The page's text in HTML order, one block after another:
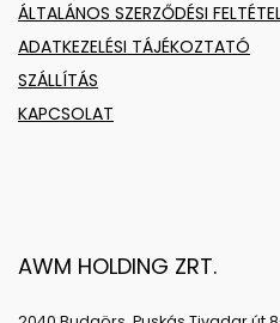
ÁLTALÁNOS SZERZŐDÉSI
ADATKEZELÉSI TÁJÉKOZTATÓ
SZÁLLÍTÁS
KAPCSOLAT
AWM HOLDING ZRT.